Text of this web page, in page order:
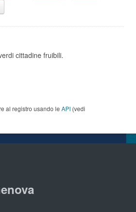
cittadine fruibili.
al registro usando le API (vedi